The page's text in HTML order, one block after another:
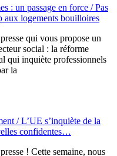
: un passage en force / Pas
logements bouilloires
qui vous propose un
social : la réforme
qui inquiète professionnels
la
/ L’UE s’inquiète de la
confidentes…
! Cette semaine, nous